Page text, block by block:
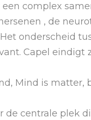
een complex
, de
onderscheid
Capel
Mind is
de centrale plek